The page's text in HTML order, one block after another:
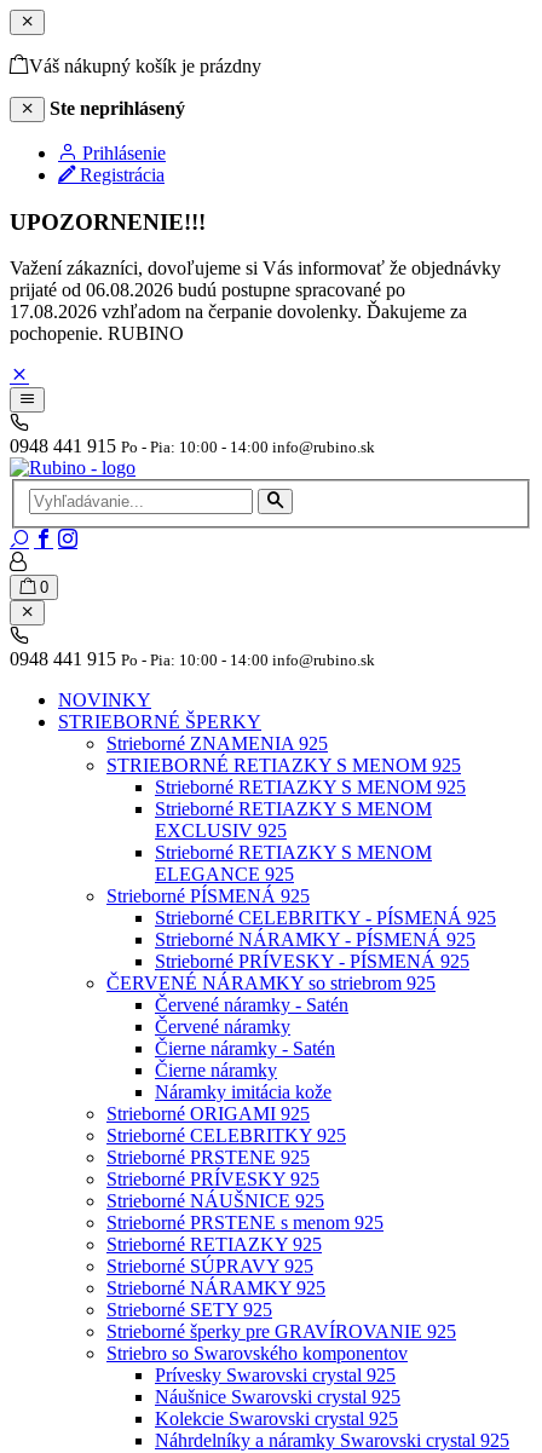
Váš nákupný košík je prázdny
Ste neprihlásený
Prihlásenie
Registrácia
UPOZORNENIE!!!
Važení zákazníci, dovoľujeme si Vás informovať že objednávky
prijaté od 06.08.2026 budú postupne spracované po
17.08.2026 vzhľadom na čerpanie dovolenky. Ďakujeme za
pochopenie. RUBINO
0948 441 915 Po - Pia: 10:00 - 14:00 info@rubino.sk
0
0948 441 915 Po - Pia: 10:00 - 14:00 info@rubino.sk
NOVINKY
STRIEBORNÉ ŠPERKY
Strieborné ZNAMENIA 925
STRIEBORNÉ RETIAZKY S MENOM 925
Strieborné RETIAZKY S MENOM 925
Strieborné RETIAZKY S MENOM
EXCLUSIV 925
Strieborné RETIAZKY S MENOM
ELEGANCE 925
Strieborné PÍSMENÁ 925
Strieborné CELEBRITKY - PÍSMENÁ 925
Strieborné NÁRAMKY - PÍSMENÁ 925
Strieborné PRÍVESKY - PÍSMENÁ 925
ČERVENÉ NÁRAMKY so striebrom 925
Červené náramky - Satén
Červené náramky
Čierne náramky - Satén
Čierne náramky
Náramky imitácia kože
Strieborné ORIGAMI 925
Strieborné CELEBRITKY 925
Strieborné PRSTENE 925
Strieborné PRÍVESKY 925
Strieborné NÁUŠNICE 925
Strieborné PRSTENE s menom 925
Strieborné RETIAZKY 925
Strieborné SÚPRAVY 925
Strieborné NÁRAMKY 925
Strieborné SETY 925
Strieborné šperky pre GRAVÍROVANIE 925
Striebro so Swarovského komponentov
Prívesky Swarovski crystal 925
Náušnice Swarovski crystal 925
Kolekcie Swarovski crystal 925
Náhrdelníky a náramky Swarovski crystal 925